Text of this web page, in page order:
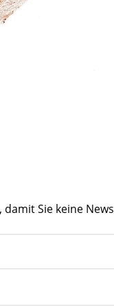
Sie keine